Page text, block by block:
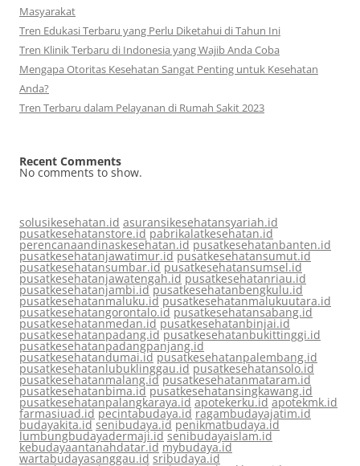
Masyarakat
Tren Edukasi Terbaru yang Perlu Diketahui di Tahun Ini
Tren Klinik Terbaru di Indonesia yang Wajib Anda Coba
Mengapa Otoritas Kesehatan Sangat Penting untuk Kesehatan
Anda?
Tren Terbaru dalam Pelayanan di Rumah Sakit 2023
Recent Comments
No comments to show.
solusikesehatan.id asuransikesehatansyariah.id
pusatkesehatanstore.id pabrikalatkesehatan.id
perencanaandinaskesehatan.id pusatkesehatanbanten.id
pusatkesehatanjawatimur.id pusatkesehatansumut.id
pusatkesehatansumbar.id pusatkesehatansumsel.id
pusatkesehatanjawatengah.id pusatkesehatanriau.id
pusatkesehatanjambi.id pusatkesehatanbengkulu.id
pusatkesehatanmaluku.id pusatkesehatanmalukuutara.id
pusatkesehatangorontalo.id pusatkesehatansabang.id
pusatkesehatanmedan.id pusatkesehatanbinjai.id
pusatkesehatanpadang.id pusatkesehatanbukittinggi.id
pusatkesehatanpadangpanjang.id
pusatkesehatandumai.id pusatkesehatanpalembang.id
pusatkesehatanlubuklinggau.id pusatkesehatansolo.id
pusatkesehatanmalang.id pusatkesehatanmataram.id
pusatkesehatanbima.id pusatkesehatansingkawang.id
pusatkesehatanpalangkaraya.id apotekerku.id apotekmk.id
farmasiuad.id pecintabudaya.id ragambudayajatim.id
budayakita.id senibudaya.id penikmatbudaya.id
lumbungbudayadermaji.id senibudayaislam.id
kebudayaantanahdatar.id mybudaya.id
wartabudayasanggau.id sribudaya.id